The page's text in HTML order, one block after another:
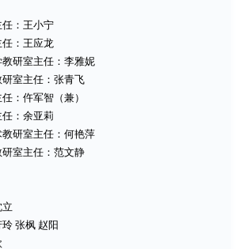
：王小宁
：王应龙
研室主任：李雅妮
室主任：张青飞
：仵军智（兼）
：余亚莉
研室主任：何艳萍
室主任：范文静
张枫 赵阳